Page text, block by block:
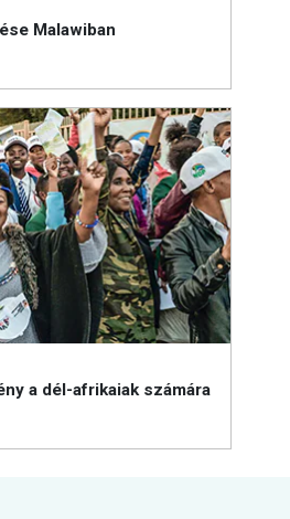
Malawiban
a dél-afrikaiak számára